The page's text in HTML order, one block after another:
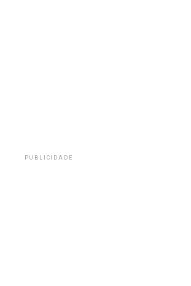
PUBLICIDADE